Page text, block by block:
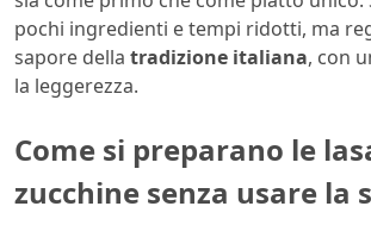
pochi ingredienti e tempi ridotti, ma
sapore della tradizione italiana, con
la leggerezza.
Come si preparano le
zucchine senza usare la